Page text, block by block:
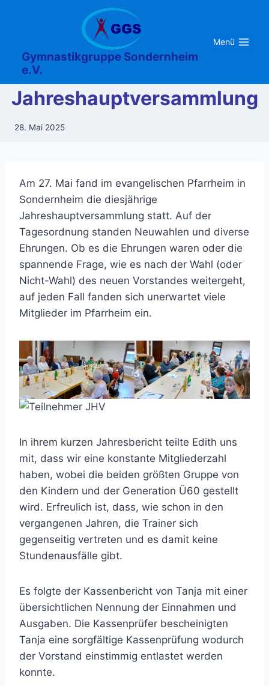
Gymnastikgruppe Sondernheim
e.V.
Menü
Jahreshauptversammlung
28. Mai 2025
Am 27. Mai fand im evangelischen Pfarrheim in
Sondernheim die diesjährige
Jahreshauptversammlung statt. Auf der
Tagesordnung standen Neuwahlen und diverse
Ehrungen. Ob es die Ehrungen waren oder die
spannende Frage, wie es nach der Wahl (oder
Nicht-Wahl) des neuen Vorstandes weitergeht,
auf jeden Fall fanden sich unerwartet viele
Mitglieder im Pfarrheim ein.
In ihrem kurzen Jahresbericht teilte Edith uns
mit, dass wir eine konstante Mitgliederzahl
haben, wobei die beiden größten Gruppe von
den Kindern und der Generation Ü60 gestellt
wird. Erfreulich ist, dass, wie schon in den
vergangenen Jahren, die Trainer sich
gegenseitig vertreten und es damit keine
Stundenausfälle gibt.
Es folgte der Kassenbericht von Tanja mit einer
übersichtlichen Nennung der Einnahmen und
Ausgaben. Die Kassenprüfer bescheinigten
Tanja eine sorgfältige Kassenprüfung wodurch
der Vorstand einstimmig entlastet werden
konnte.